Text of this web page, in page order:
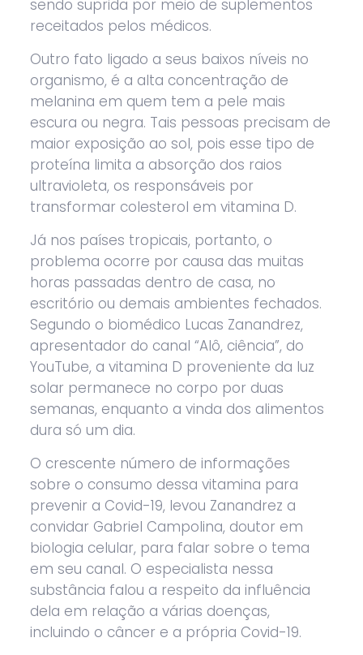
sendo suprida por meio de suplementos
receitados pelos médicos.
Outro fato ligado a seus baixos níveis no
organismo, é a alta concentração de
melanina em quem tem a pele mais
escura ou negra. Tais pessoas precisam de
maior exposição ao sol, pois esse tipo de
proteína limita a absorção dos raios
ultravioleta, os responsáveis por
transformar colesterol em vitamina D.
Já nos países tropicais, portanto, o
problema ocorre por causa das muitas
horas passadas dentro de casa, no
escritório ou demais ambientes fechados.
Segundo o biomédico Lucas Zanandrez,
apresentador do canal “Alô, ciência”, do
YouTube, a vitamina D proveniente da luz
solar permanece no corpo por duas
semanas, enquanto a vinda dos alimentos
dura só um dia.
O crescente número de informações
sobre o consumo dessa vitamina para
prevenir a Covid-19, levou Zanandrez a
convidar Gabriel Campolina, doutor em
biologia celular, para falar sobre o tema
em seu canal. O especialista nessa
substância falou a respeito da influência
dela em relação a várias doenças,
incluindo o câncer e a própria Covid-19.